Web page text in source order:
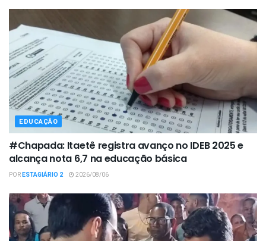
EDUCAÇÃO
#Chapada: Itaetê registra avanço no IDEB 2025 e
alcança nota 6,7 na educação básica
PORESTAGIÁRIO 2 2026/08/06